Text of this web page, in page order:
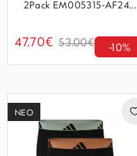
2Pack EM005315-AF24...
47.70€ 53.00€ -10%
ΝΕΟ